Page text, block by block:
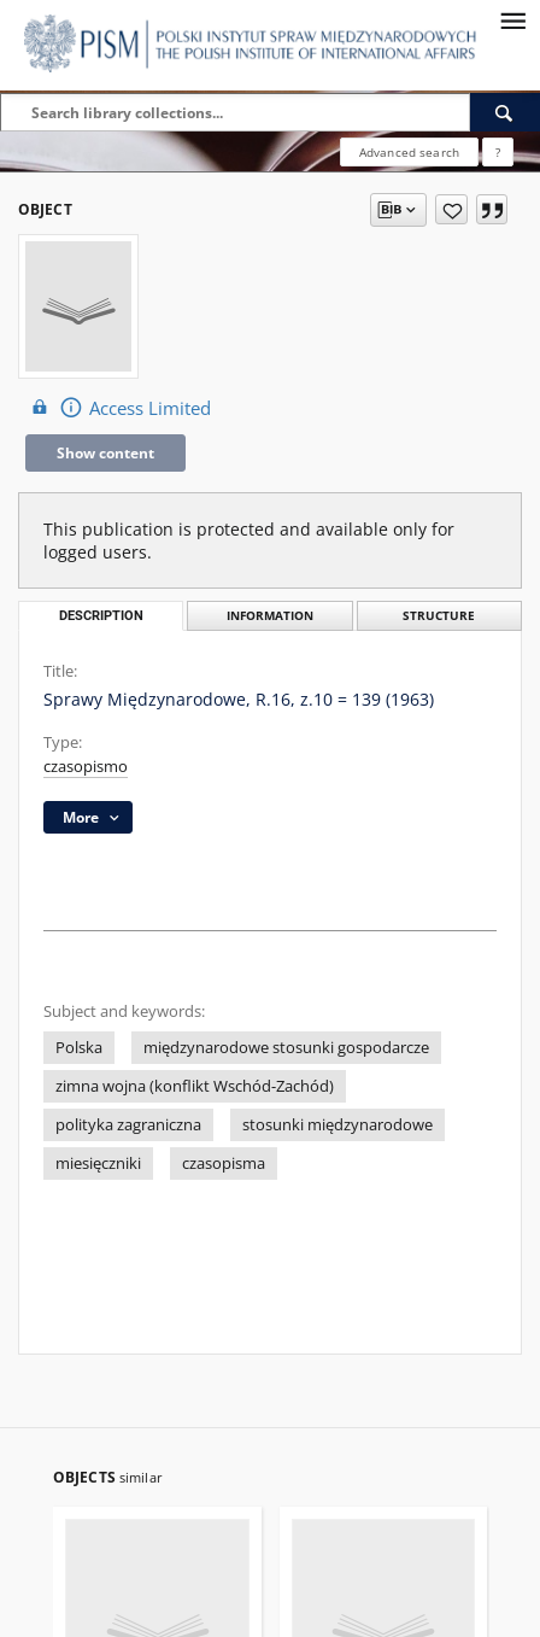
Advanced search ?
OBJECT
Access Limited
Show content
This publication is protected and available only for
logged users.
DESCRIPTION INFORMATION STRUCTURE
Title:
Sprawy Międzynarodowe, R.16, z.10 = 139 (1963)
Type:
czasopismo
More
Subject and keywords:
Polska
międzynarodowe stosunki gospodarcze
zimna wojna (konflikt Wschód-Zachód)
polityka zagraniczna
stosunki międzynarodowe
miesięczniki
czasopisma
OBJECTS similar